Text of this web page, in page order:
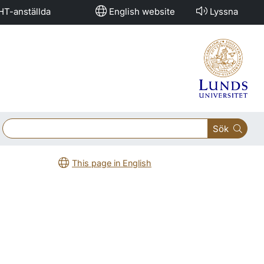
anställda English website Lyssna
Sök
This page in English